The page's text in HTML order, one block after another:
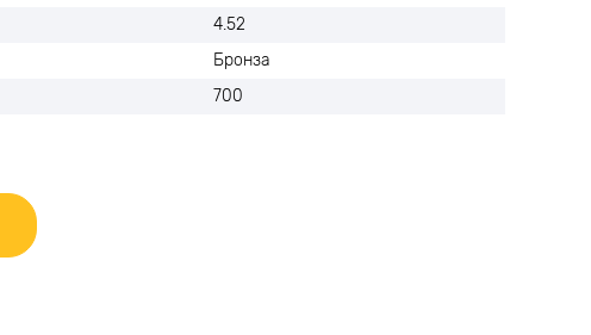
4.52
Бронза
700